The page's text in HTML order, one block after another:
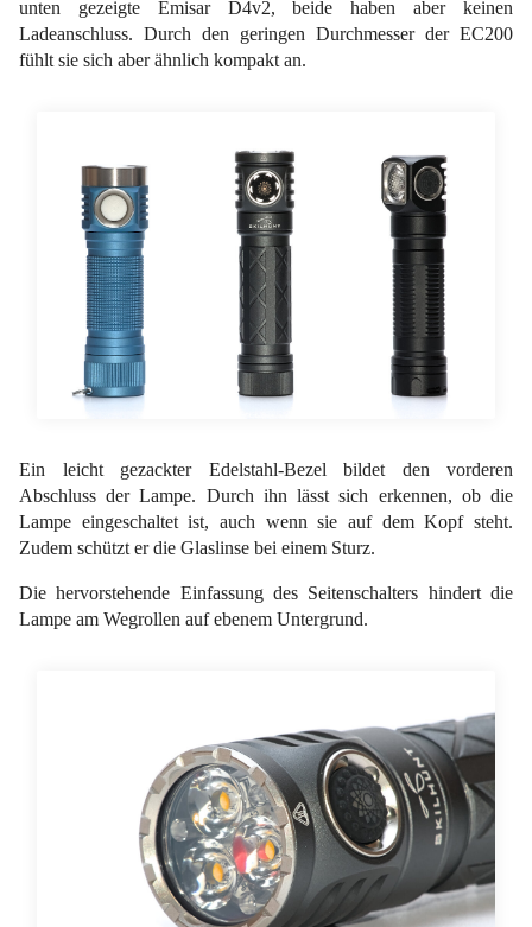
unten gezeigte Emisar D4v2, beide haben aber keinen
Ladeanschluss. Durch den geringen Durchmesser der EC200
fühlt sie sich aber ähnlich kompakt an.
Ein leicht gezackter Edelstahl-Bezel bildet den vorderen
Abschluss der Lampe. Durch ihn lässt sich erkennen, ob die
Lampe eingeschaltet ist, auch wenn sie auf dem Kopf steht.
Zudem schützt er die Glaslinse bei einem Sturz.
Die hervorstehende Einfassung des Seitenschalters hindert die
Lampe am Wegrollen auf ebenem Untergrund.